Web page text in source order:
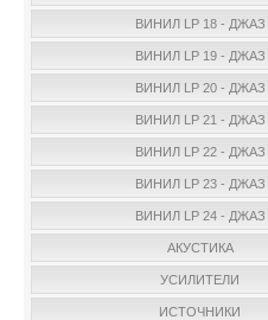
ВИНИЛ LP 18 - ДЖАЗ
ВИНИЛ LP 19 - ДЖАЗ
ВИНИЛ LP 20 - ДЖАЗ
ВИНИЛ LP 21 - ДЖАЗ
ВИНИЛ LP 22 - ДЖАЗ
ВИНИЛ LP 23 - ДЖАЗ
ВИНИЛ LP 24 - ДЖАЗ
АКУСТИКА
УСИЛИТЕЛИ
ИСТОЧНИКИ